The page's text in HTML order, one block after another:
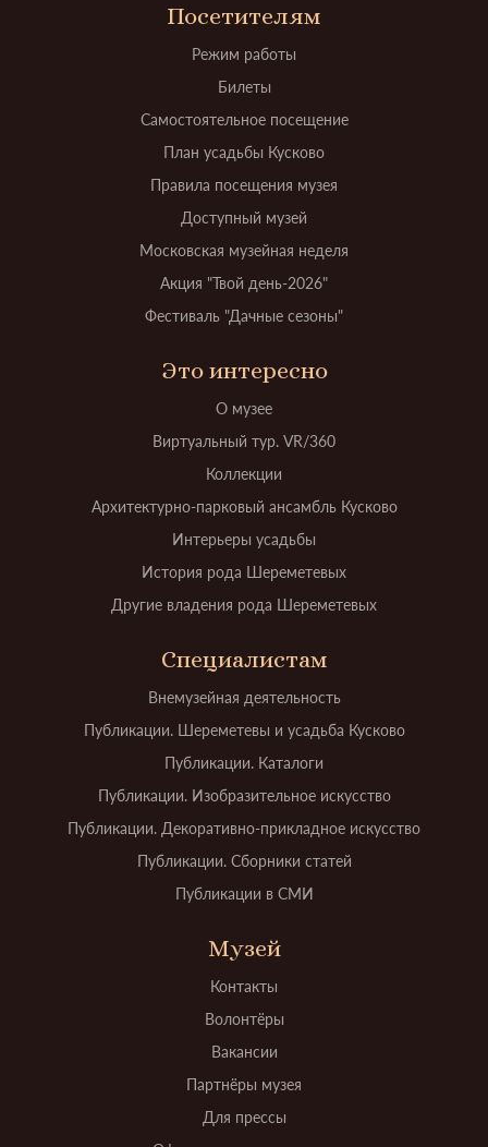
Посетителям
Режим работы
Билеты
Самостоятельное посещение
План усадьбы Кусково
Правила посещения музея
Доступный музей
Московская музейная неделя
Акция "Твой день-2026"
Фестиваль "Дачные сезоны"
Это интересно
О музее
Виртуальный тур. VR/360
Коллекции
Архитектурно-парковый ансамбль Кусково
Интерьеры усадьбы
История рода Шереметевых
Другие владения рода Шереметевых
Специалистам
Внемузейная деятельность
Публикации. Шереметевы и усадьба Кусково
Публикации. Каталоги
Публикации. Изобразительное искусство
Публикации. Декоративно-прикладное искусство
Публикации. Сборники статей
Публикации в СМИ
Музей
Контакты
Волонтёры
Вакансии
Партнёры музея
Для прессы